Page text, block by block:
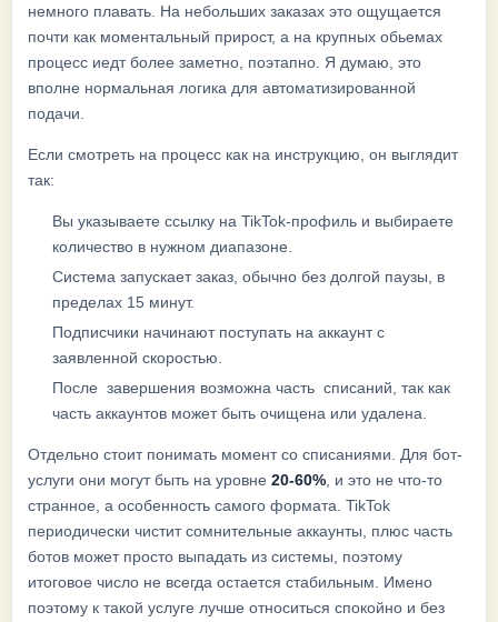
немного плавать. На небольших заказах это ощущается
почти как моментальный прирост, а на крупных обьемах
процесс иедт более заметно, поэтапно. Я думаю, это
вполне нормальная логика для автоматизированной
подачи.
Если смотреть на процесс как на инструкцию, он выглядит
так:
Вы указываете ссылку на TikTok-профиль и выбираете
количество в нужном диапазоне.
Система запускает заказ, обычно без долгой паузы, в
пределах 15 минут.
Подписчики начинают поступать на аккаунт с
заявленной скоростью.
После завершения возможна часть списаний, так как
часть аккаунтов может быть очищена или удалена.
Отдельно стоит понимать момент со списаниями. Для бот-
услуги они могут быть на уровне 20-60% , и это не что-то
странное, а особенность самого формата. TikTok
периодически чистит сомнительные аккаунты, плюс часть
ботов может просто выпадать из системы, поэтому
итоговое число не всегда остается стабильным. Имено
поэтому к такой услуге лучше относиться спокойно и без